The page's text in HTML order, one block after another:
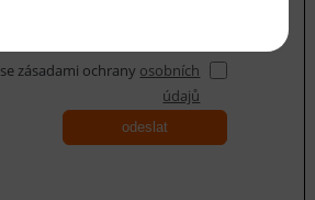
zásadami ochrany osobních
údajů
odeslat